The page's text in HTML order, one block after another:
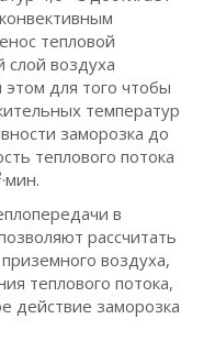
тепловой
слой воздуха
для того чтобы
температур
заморозка до
теплового потока
в
рассчитать
воздуха,
теплового потока,
действие заморозка